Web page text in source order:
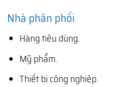
Nhà phân phối
Hàng tiêu dùng.
Mỹ phẩm.
Thiết bị công nghiệp.